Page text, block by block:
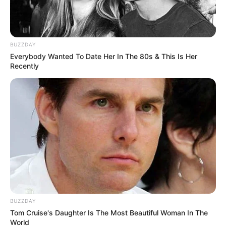
Angelina Jolie w filmie „
śmierci” na HBO GO
BUZZDAY
Everybody Wanted To Date Her In The 80s & This Is Her
Recently
BUZZDAY
Tom Cruise's Daughter Is The Most Beautiful Woman In The
World